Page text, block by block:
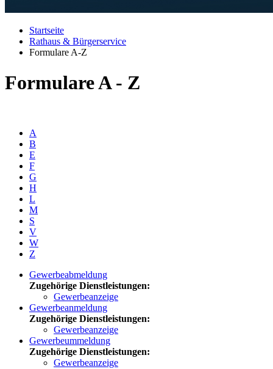
Startseite
Rathaus & Bürgerservice
Formulare A-Z
Formulare A - Z
A
B
E
F
G
H
L
M
S
V
W
Z
Gewerbeabmeldung
Zugehörige Dienstleistungen:
Gewerbeanzeige
Gewerbeanmeldung
Zugehörige Dienstleistungen:
Gewerbeanzeige
Gewerbeummeldung
Zugehörige Dienstleistungen:
Gewerbeanzeige